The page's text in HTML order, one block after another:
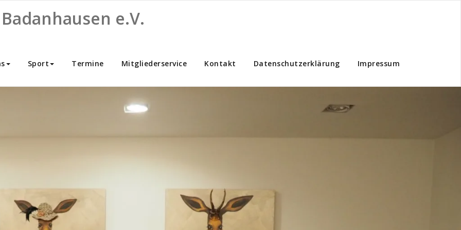
e.V.
Sport Termine Mitgliederservice Kontakt Datenschutzerklärung Impressum